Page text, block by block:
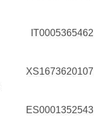
IT0005365462
XS1673620107
ES0001352543